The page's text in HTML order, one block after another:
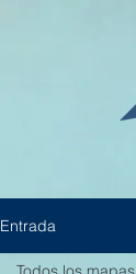
Entrada